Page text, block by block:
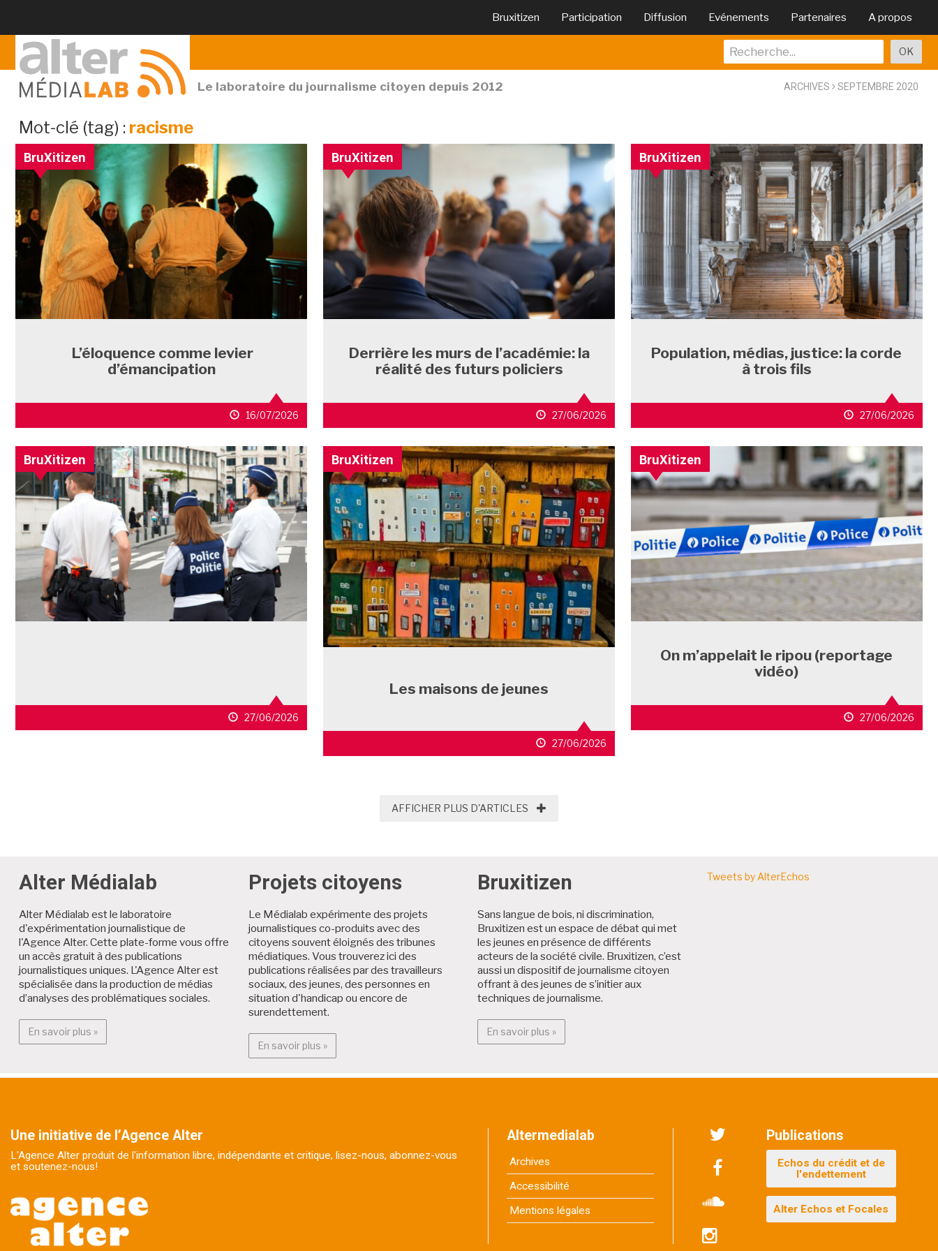
Bruxitizen Participation Diffusion Evénements Partenaires A propos
Le laboratoire du journalisme citoyen depuis 2012 ARCHIVES SEPTEMBRE 2020
Mot-clé (tag) : racismearchives
par
mot-
clé
BruXitizen
L’éloquence comme levier
d’émancipation
16/07/2026
BruXitizen
Derrière les murs de l’académie: la
réalité des futurs policiers
27/06/2026
BruXitizen
Population, médias, justice: la corde
à trois fils
27/06/2026
BruXitizen
27/06/2026
BruXitizen
Les maisons de jeunes
27/06/2026
BruXitizen
On m’appelait le ripou (reportage
vidéo)
27/06/2026
AFFICHER PLUS D'ARTICLES AFFICHER PLUS D'ARTICLES
Alter Médialab
Alter Médialab est le laboratoire
d'expérimentation journalistique de
l'Agence Alter. Cette plate-forme vous offre
un accès gratuit à des publications
journalistiques uniques. L'Agence Alter est
spécialisée dans la production de médias
d’analyses des problématiques sociales.
En savoir plus »En savoir plus : Alter Médialab
Projets citoyens
Le Médialab expérimente des projets
journalistiques co-produits avec des
citoyens souvent éloignés des tribunes
médiatiques. Vous trouverez ici des
publications réalisées par des travailleurs
sociaux, des jeunes, des personnes en
situation d'handicap ou encore de
surendettement.
En savoir plus »En savoir plus : Projets citoyens
Bruxitizen
Sans langue de bois, ni discrimination,
Bruxitizen est un espace de débat qui met
les jeunes en présence de différents
acteurs de la société civile. Bruxitizen, c’est
aussi un dispositif de journalisme citoyen
offrant à des jeunes de s’initier aux
techniques de journalisme.
En savoir plus »En savoir plus : Bruxitizen
Tweets by AlterEchos
Une initiative de l’Agence Alter
L'Agence Alter produit de l'information libre, indépendante et critique, lisez-nous, abonnez-vous
et soutenez-nous!
Altermedialab
Archives
Accessibilité
Mentions légales
Facebook
Instagram
Publications
Echos du crédit et de
l'endettement
Alter Echos et Focales